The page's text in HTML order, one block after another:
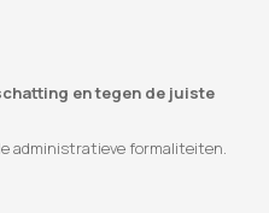
en tegen de juiste
administratieve formaliteiten.